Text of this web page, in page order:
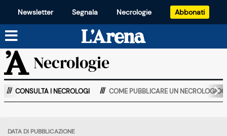
Newsletter Segnala Necrologie Abbonati
Necrologie
CONSULTA I NECROLOGI COME PUBBLICARE UN NECROLOGIOO
DATA DI PUBBLICAZIONE